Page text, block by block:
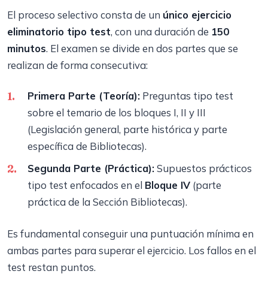
El proceso selectivo consta de un único ejercicio
eliminatorio tipo test, con una duración de 150
minutos. El examen se divide en dos partes que se
realizan de forma consecutiva:
Primera Parte (Teoría): Preguntas tipo test
sobre el temario de los bloques I, II y III
(Legislación general, parte histórica y parte
específica de Bibliotecas).
Segunda Parte (Práctica): Supuestos prácticos
tipo test enfocados en el Bloque IV(parte
práctica de la Sección Bibliotecas).
Es fundamental conseguir una puntuación mínima en
ambas partes para superar el ejercicio. Los fallos en el
test restan puntos.